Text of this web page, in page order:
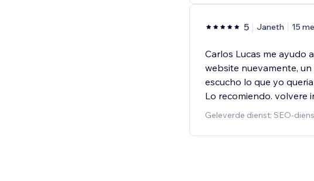
5 Janeth 15
Carlos Lucas me ayudo
website nuevamente,
escucho lo que yo
Lo recomiendo. volvere
Geleverde dienst: SEO-